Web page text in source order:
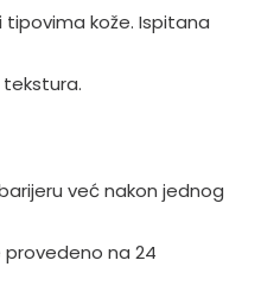
kože. Ispitana
već nakon jednog
na 24